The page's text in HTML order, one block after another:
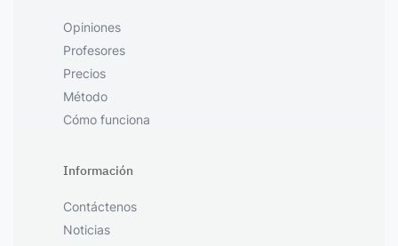
Opiniones
Profesores
Precios
Método
Cómo funciona
Información
Contáctenos
Noticias